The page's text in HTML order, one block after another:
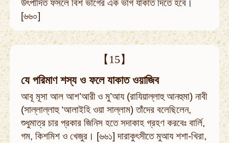
উৎপাদিত ফসলে বিশ ভাগের এক ভাগ যাকাত দিতে হবে।
[৬৬০]
【15】
যে পরিমাণ শস্য ও ফলে যাকাত ওয়াজিব
আবূ মূসা আল আশ’আরী ও মু’আয (রাযিয়াল্লাহু আনহুমা) নাবী
(সাল্লাল্লাহু ‘আলাইহি ওয়া সাল্লাম) তাঁদের বলেছিলেন,
শুধুমাত্র চার প্রকার জিনিস হতে সদাকাহ গ্রহণ করবেঃ বার্লি,
গম, কিশমিশ ও খেজুর। [৬৬১] দারাকুৎসীতে মুআয শশা-খিরা,